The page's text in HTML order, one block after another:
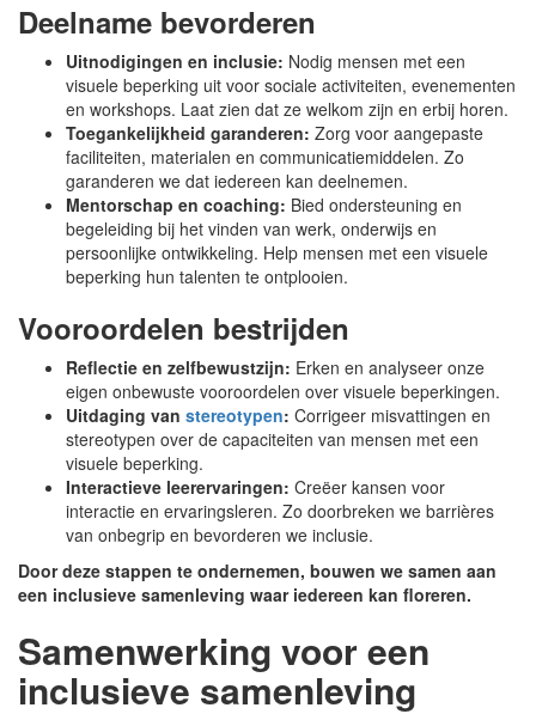
Deelname bevorderen
Uitnodigingen en inclusie: Nodig mensen met een
visuele beperking uit voor sociale activiteiten, evenementen
en workshops. Laat zien dat ze welkom zijn en erbij horen.
Toegankelijkheid garanderen: Zorg voor aangepaste
faciliteiten, materialen en communicatiemiddelen. Zo
garanderen we dat iedereen kan deelnemen.
Mentorschap en coaching: Bied ondersteuning en
begeleiding bij het vinden van werk, onderwijs en
persoonlijke ontwikkeling. Help mensen met een visuele
beperking hun talenten te ontplooien.
Vooroordelen bestrijden
Reflectie en zelfbewustzijn: Erken en analyseer onze
eigen onbewuste vooroordelen over visuele beperkingen.
Uitdaging van stereotypen: Corrigeer misvattingen en
stereotypen over de capaciteiten van mensen met een
visuele beperking.
Interactieve leerervaringen: Creëer kansen voor
interactie en ervaringsleren. Zo doorbreken we barrières
van onbegrip en bevorderen we inclusie.
Door deze stappen te ondernemen, bouwen we samen aan
een inclusieve samenleving waar iedereen kan floreren.
Samenwerking voor een
inclusieve samenleving